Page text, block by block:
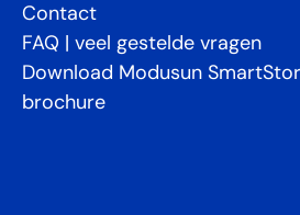
Contact
FAQ | veel gestelde vragen
Download Modusun
brochure